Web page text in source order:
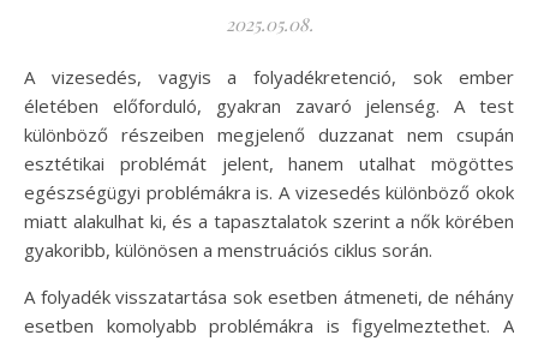
2025.05.08.
A vizesedés, vagyis a folyadékretenció, sok ember
életében előforduló, gyakran zavaró jelenség. A test
különböző részeiben megjelenő duzzanat nem csupán
esztétikai problémát jelent, hanem utalhat mögöttes
egészségügyi problémákra is. A vizesedés különböző okok
miatt alakulhat ki, és a tapasztalatok szerint a nők körében
gyakoribb, különösen a menstruációs ciklus során.
A folyadék visszatartása sok esetben átmeneti, de néhány
esetben komolyabb problémákra is figyelmeztethet. A